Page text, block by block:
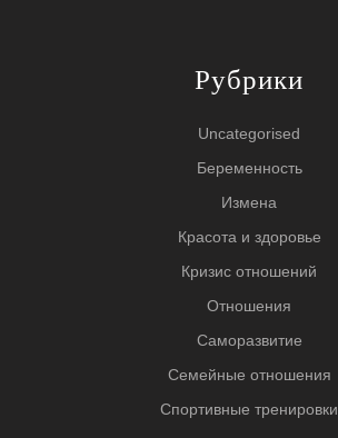
Рубрики
Uncategorised
Беременность
Измена
Красота и здоровье
Кризис отношений
Отношения
Саморазвитие
Семейные отношения
Спортивные тренировки